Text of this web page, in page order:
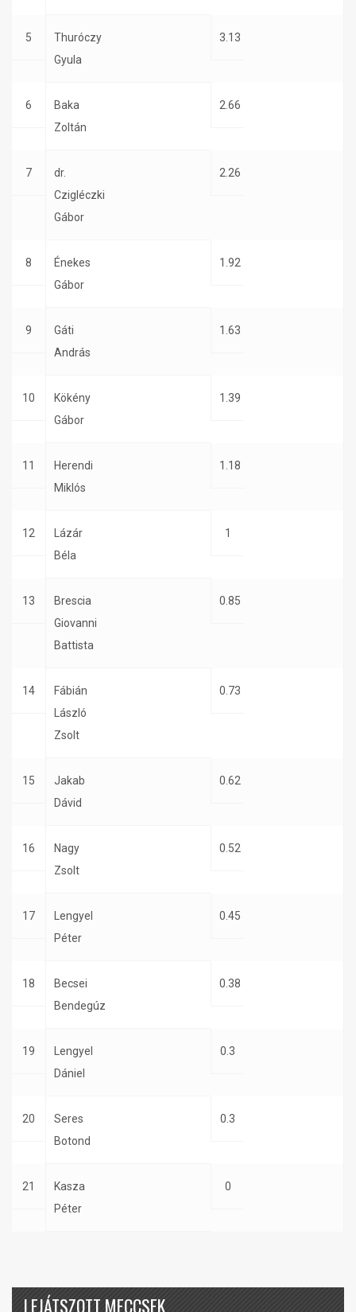
5
Thuróczy
Gyula
3.13
6
Baka
Zoltán
2.66
7
dr.
Czigléczki
Gábor
2.26
8
Énekes
Gábor
1.92
9
Gáti
András
1.63
10
Kökény
Gábor
1.39
11
Herendi
Miklós
1.18
12
Lázár
Béla
1
13
Brescia
Giovanni
Battista
0.85
14
Fábián
László
Zsolt
0.73
15
Jakab
Dávid
0.62
16
Nagy
Zsolt
0.52
17
Lengyel
Péter
0.45
18
Becsei
Bendegúz
0.38
19
Lengyel
Dániel
0.3
20
Seres
Botond
0.3
21
Kasza
Péter
0
LEJÁTSZOTT MECCSEK